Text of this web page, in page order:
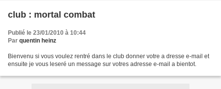
club : mortal combat
Publié le 23/01/2010 à 10:44
Par quentin heinz
Bienvenu si vous voulez rentré dans le club donner votre a dresse e-mail et
ensuite je vous leseré un message sur votres adresse e-mail a bientot.